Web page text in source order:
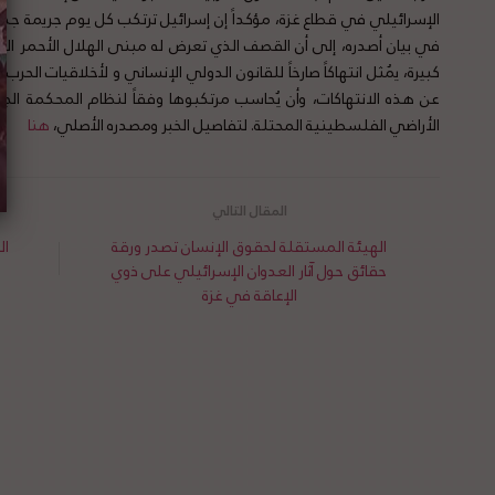
الإسرائيلي في قطاع غزة، مؤكداً إن إسرائيل ترتكب كل يوم جريمة
في بيان أصدره، إلى أن القصف الذي تعرض له مبنى الهلال
كبيرة، يُمثل انتهاكاً صارخاً للقانون الدولي الإنساني و لأخلاقيات الحرب.
عن هذه الانتهاكات، وأن يُحاسب مرتكبوها وفقاً لنظام المحكمة
الأراضي الفلسطينية المحتلة. لتفاصيل الخبر ومصدره الأصلي،هنا
الهيئة المستقلة لحقوق الإنسان تصدر ورقة
حقائق حول آثار العدوان الإسرائيلي على ذوي
الإعاقة في غزة